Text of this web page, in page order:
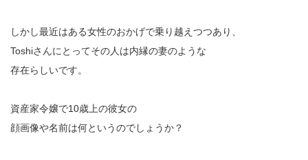
しかし最近はある女性のおかげで乗り越えつつあり、
Toshiさんにとってその人は内縁の妻のような
存在らしいです。
資産家令嬢で10歳上の彼女の
顔画像や名前は何というのでしょうか？